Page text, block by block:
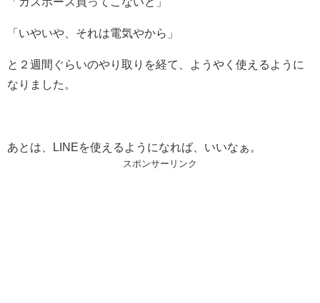
「いやいや、それは電気やから」
と２週間ぐらいのやり取りを経て、ようやく使えるように
なりました。
あとは、LINEを使えるようになれば、いいなぁ。
スポンサーリンク